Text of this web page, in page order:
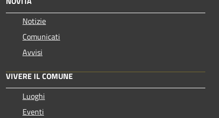
Notizie
Comunicati
Avvisi
VIVERE IL COMUNE
Luoghi
Eventi